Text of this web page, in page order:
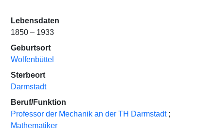
Lebensdaten
1850 – 1933
Geburtsort
Wolfenbüttel
Sterbeort
Darmstadt
Beruf/Funktion
Professor der Mechanik an der TH Darmstadt ;
Mathematiker